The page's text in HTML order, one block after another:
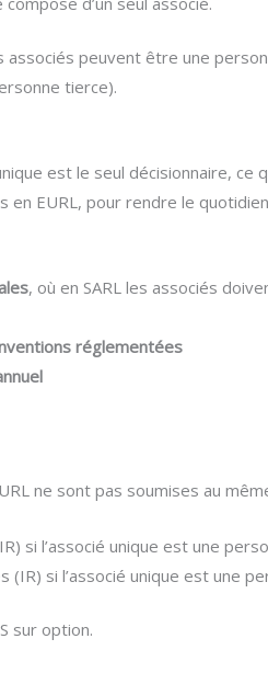
associés peuvent être une
tierce).
est le seul décisionnaire,
EURL, pour rendre le
, où en SARL les associés
réglementées
ne sont pas soumises au
si l’associé unique est une
(IR) si l’associé unique est une
sur option.